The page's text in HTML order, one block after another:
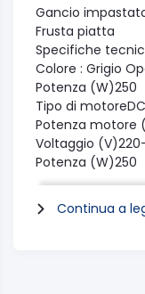
Gancio
Frusta piatta
Specifiche
Colore : Grigio
Potenza (W)250
Tipo di
Potenza motore
Voltaggio
Potenza (W)250
Frequenza
Velocità di
Velocità di
Continua a